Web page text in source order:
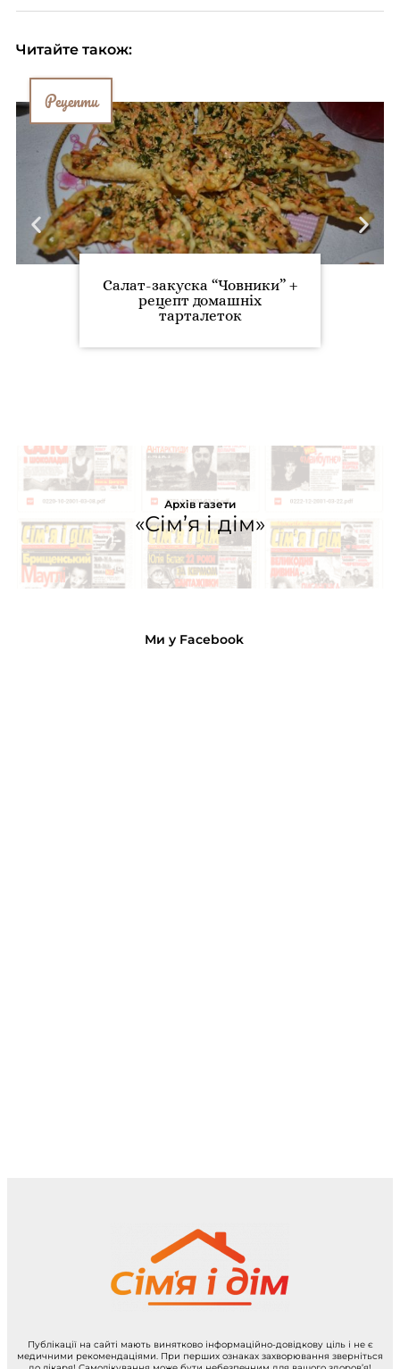
Читайте також:
Рецепти
Салат-закуска “Човники” +
рецепт домашніх
тарталеток
Архів газети
«Сім’я і дім»
Ми у Facebook
Публікації на сайті мають винятково інформаційно-довідкову ціль і не є
медичними рекомендаціями. При перших ознаках захворювання зверніться